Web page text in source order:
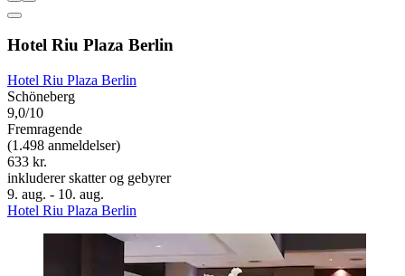
Hotel Riu Plaza Berlin
Hotel Riu Plaza Berlin
Schöneberg
9,0/10
Fremragende
(1.498 anmeldelser)
633 kr.
inkluderer skatter og gebyrer
9. aug. - 10. aug.
Hotel Riu Plaza Berlin